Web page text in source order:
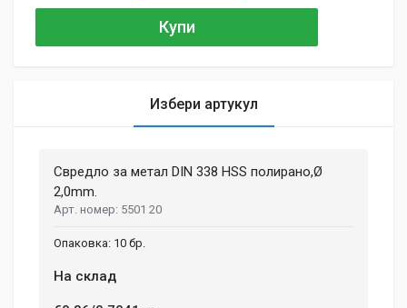
Купи
Избери артукул
MATERIAL
Aluminium, Plastic
ENGINE TYPE
Phasellus id mattis nulla. Mauris velit nisi, imperdiet vitae
lacus, at porttitor dui iaculis id. Curabitur imperdiet ultrices
Свредло за метал DIN 338 HSS полирано,Ø
2,0mm.
5501 20
10 бр.
На склад